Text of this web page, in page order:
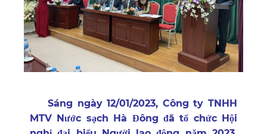
Sáng ngày 12/01/2023, Công ty TNHH
MTV Nước sạch Hà Đông đã tổ chức Hội